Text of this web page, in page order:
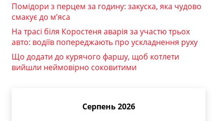
Помідори з перцем за годину: закуска, яка чудово
смакує до м’яса
На трасі біля Коростеня аварія за участю трьох
авто: водіїв попереджають про ускладнення руху
Що додати до курячого фаршу, щоб котлети
вийшли неймовірно соковитими
Серпень 2026